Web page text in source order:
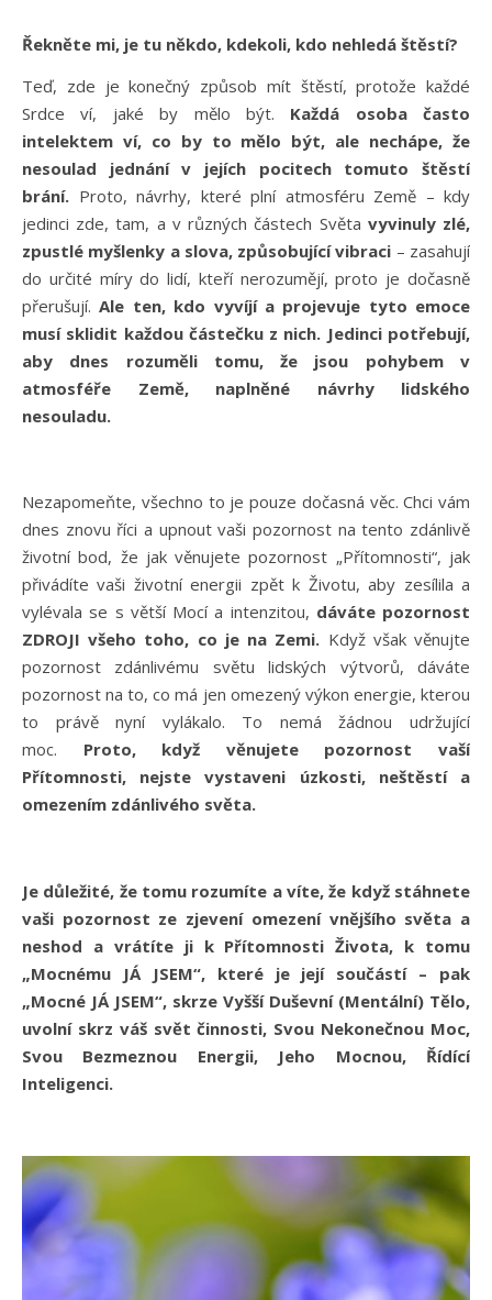
Řekněte mi, je tu někdo, kdekoli, kdo nehledá štěstí?
Teď, zde je konečný způsob mít štěstí, protože každé
Srdce ví, jaké by mělo být. Každá osoba často
intelektem ví, co by to mělo být, ale nechápe, že
nesoulad jednání v jejích pocitech tomuto štěstí
brání. Proto, návrhy, které plní atmosféru Země – kdy
jedinci zde, tam, a v různých částech Světa vyvinuly zlé,
zpustlé myšlenky a slova, způsobující vibraci – zasahují
do určité míry do lidí, kteří nerozumějí, proto je dočasně
přerušují.Ale ten, kdo vyvíjí a projevuje tyto emoce
musí sklidit každou částečku z nich. Jedinci potřebují,
aby dnes rozuměli tomu, že jsou pohybem v
atmosféře Země, naplněné návrhy lidského
nesouladu.
Nezapomeňte, všechno to je pouze dočasná věc. Chci vám
dnes znovu říci a upnout vaši pozornost na tento zdánlivě
životní bod, že jak věnujete pozornost „Přítomnosti“, jak
přivádíte vaši životní energii zpět k Životu, aby zesílila a
vylévala se s větší Mocí a intenzitou, dáváte pozornost
ZDROJI všeho toho, co je na Zemi. Když však věnujte
pozornost zdánlivému světu lidských výtvorů, dáváte
pozornost na to, co má jen omezený výkon energie, kterou
to právě nyní vylákalo. To nemá žádnou udržující
moc. Proto, když věnujete pozornost vaší
Přítomnosti, nejste vystaveni úzkosti, neštěstí a
omezením zdánlivého světa.
Je důležité, že tomu rozumíte a víte, že když stáhnete
vaši pozornost ze zjevení omezení vnějšího světa a
neshod a vrátíte ji k Přítomnosti Života, k tomu
„Mocnému JÁ JSEM“, které je její součástí – pak
„Mocné JÁ JSEM“, skrze Vyšší Duševní (Mentální) Tělo,
uvolní skrz váš svět činnosti, Svou Nekonečnou Moc,
Svou Bezmeznou Energii, Jeho Mocnou, Řídící
Inteligenci.